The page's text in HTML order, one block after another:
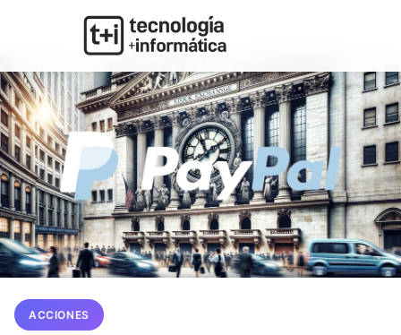
ACCIONES